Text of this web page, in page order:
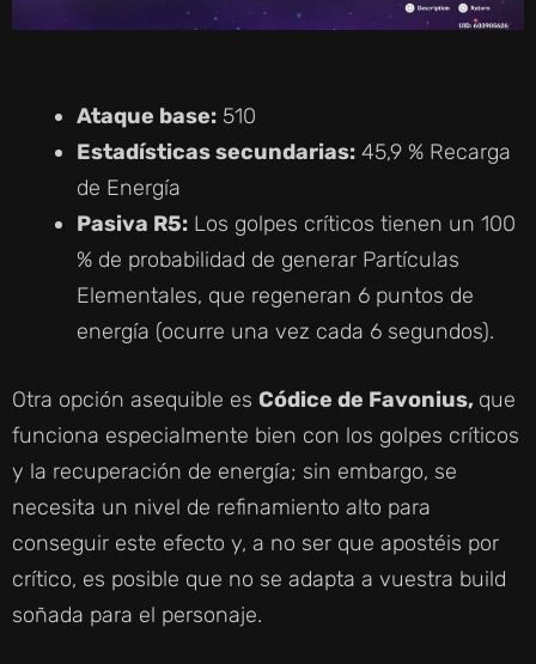
Ataque base: 510
Estadísticas secundarias: 45,9 % Recarga
de Energía
Pasiva R5: Los golpes críticos tienen un 100
% de probabilidad de generar Partículas
Elementales, que regeneran 6 puntos de
energía (ocurre una vez cada 6 segundos).
Otra opción asequible es Códice de Favonius, que
funciona especialmente bien con los golpes críticos
y la recuperación de energía; sin embargo, se
necesita un nivel de refinamiento alto para
conseguir este efecto y, a no ser que apostéis por
crítico, es posible que no se adapta a vuestra build
soñada para el personaje.